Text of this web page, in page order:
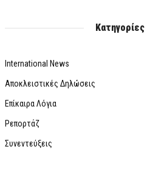
Κατηγορίες
International News
Αποκλειστικές Δηλώσεις
Επίκαιρα Λόγια
Ρεπορτάζ
Συνεντεύξεις